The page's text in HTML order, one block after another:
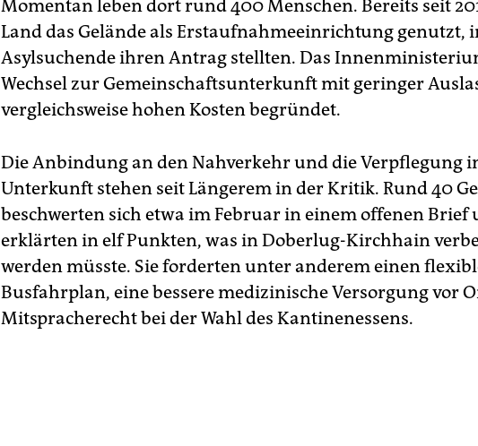
Momentan leben dort rund 400 Menschen. Bereits seit
Land das Gelände als Erstaufnahmeeinrichtung genutzt,
Asylsuchende ihren Antrag stellten. Das
Wechsel zur Gemeinschaftsunterkunft mit geringer
vergleichsweise hohen Kosten begründet.
Die Anbindung an den Nahverkehr und die Verpflegung
Unterkunft stehen seit Längerem in der Kritik. Rund 40
beschwerten sich etwa im Februar in einem offenen Brief
erklärten in elf Punkten, was in Doberlug-Kirchhain
werden müsste. Sie forderten unter anderem einen
Busfahrplan, eine bessere medizinische Versorgung vor
Mitspracherecht bei der Wahl des Kantinenessens.